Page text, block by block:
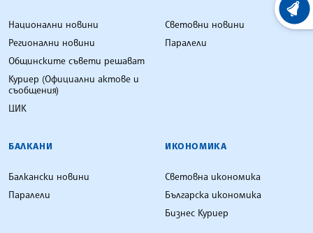
Национални новини
Регионални новини
Общинските съвети решават
Куриер (Официални актове и
съобщения)
ЦИК
Световни новини
Паралели
БАЛКАНИ
Балкански новини
Паралели
ИКОНОМИКА
Световна икономика
Българска икономика
Бизнес Куриер